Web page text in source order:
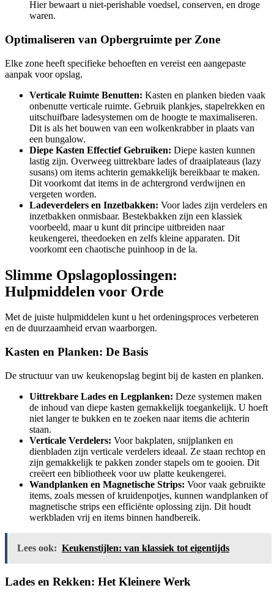
Hier bewaart u niet-perishable voedsel, conserven, en droge
waren.
Optimaliseren van Opbergruimte per Zone
Elke zone heeft specifieke behoeften en vereist een aangepaste
aanpak voor opslag.
Verticale Ruimte Benutten: Kasten en planken bieden vaak
onbenutte verticale ruimte. Gebruik plankjes, stapelrekken en
uitschuifbare ladesystemen om de hoogte te maximaliseren.
Dit is als het bouwen van een wolkenkrabber in plaats van
een bungalow.
Diepe Kasten Effectief Gebruiken: Diepe kasten kunnen
lastig zijn. Overweeg uittrekbare lades of draaiplateaus (lazy
susans) om items achterin gemakkelijk bereikbaar te maken.
Dit voorkomt dat items in de achtergrond verdwijnen en
vergeten worden.
Ladeverdelers en Inzetbakken: Voor lades zijn verdelers en
inzetbakken onmisbaar. Bestekbakken zijn een klassiek
voorbeeld, maar u kunt dit principe uitbreiden naar
keukengerei, theedoeken en zelfs kleine apparaten. Dit
voorkomt een chaotische puinhoop in de la.
Slimme Opslagoplossingen:
Hulpmiddelen voor Orde
Met de juiste hulpmiddelen kunt u het ordeningsproces verbeteren
en de duurzaamheid ervan waarborgen.
Kasten en Planken: De Basis
De structuur van uw keukenopslag begint bij de kasten en planken.
Uittrekbare Lades en Legplanken: Deze systemen maken
de inhoud van diepe kasten gemakkelijk toegankelijk. U hoeft
niet langer te bukken en te zoeken naar items die achterin
staan.
Verticale Verdelers: Voor bakplaten, snijplanken en
dienbladen zijn verticale verdelers ideaal. Ze staan rechtop en
zijn gemakkelijk te pakken zonder stapels om te gooien. Dit
creëert een bibliotheek voor uw platte keukengerei.
Wandplanken en Magnetische Strips: Voor vaak gebruikte
items, zoals messen of kruidenpotjes, kunnen wandplanken of
magnetische strips een efficiënte oplossing zijn. Dit houdt
werkbladen vrij en items binnen handbereik.
Lees ook: Keukenstijlen: van klassiek tot eigentijds
Lades en Rekken: Het Kleinere Werk